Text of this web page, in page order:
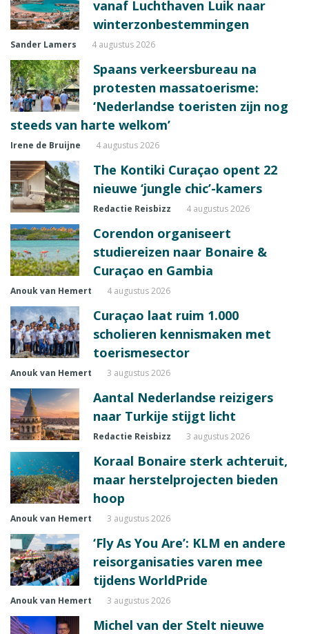
vanaf Luchthaven Luik naar
winterzonbestemmingen
Sander Lamers 4 augustus 2026
Spaans verkeersbureau na
protesten massatoerisme:
‘Nederlandse toeristen zijn nog
steeds van harte welkom’
Irene de Bruijne 4 augustus 2026
The Kontiki Curaçao opent 22
nieuwe ‘jungle chic’-kamers
Redactie Reisbizz 4 augustus 2026
Corendon organiseert
studiereizen naar Bonaire &
Curaçao en Gambia
Anouk van Hemert 4 augustus 2026
Curaçao laat ruim 1.000
scholieren kennismaken met
toerismesector
Anouk van Hemert 3 augustus 2026
Aantal Nederlandse reizigers
naar Turkije stijgt licht
Redactie Reisbizz 3 augustus 2026
Koraal Bonaire sterk achteruit,
maar herstelprojecten bieden
hoop
Anouk van Hemert 3 augustus 2026
‘Fly As You Are’: KLM en andere
reisorganisaties varen mee
tijdens WorldPride
Anouk van Hemert 3 augustus 2026
Michel van der Stelt nieuwe